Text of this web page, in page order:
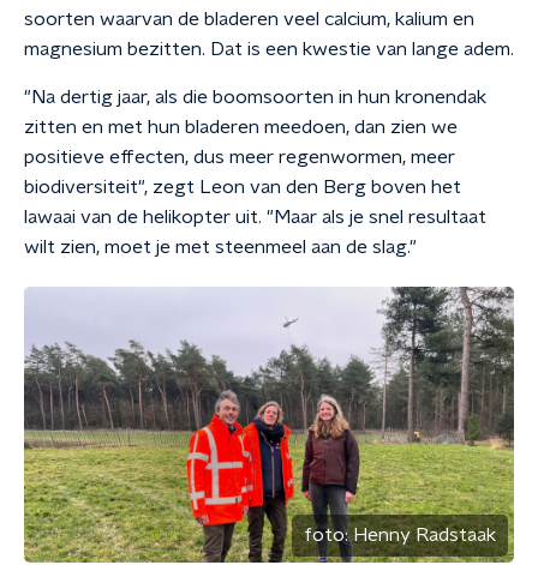
soorten waarvan de bladeren veel calcium, kalium en
magnesium bezitten. Dat is een kwestie van lange adem.
"Na dertig jaar, als die boomsoorten in hun kronendak
zitten en met hun bladeren meedoen, dan zien we
positieve effecten, dus meer regenwormen, meer
biodiversiteit", zegt Leon van den Berg boven het
lawaai van de helikopter uit. "Maar als je snel resultaat
wilt zien, moet je met steenmeel aan de slag."
foto:Henny Radstaak